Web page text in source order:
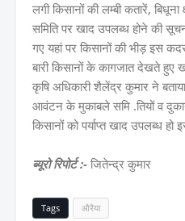
लगी किसानों की लम्बी कतारें,
समिति पर खाद उपलब्ध होने की
गए यहां पर किसानों की भीड़ इस
बारी किसानों के कागजात देखते हुए
कृषि अधिकारी शैलेंद्र कुमार ने
आवंटन के मुकाबले समि .तियों व
किसानों को पर्याप्त खाद उपलब्ध
ब्यूरो रिपोर्ट :- जितेन्द्र कुमार
Tags औरैया